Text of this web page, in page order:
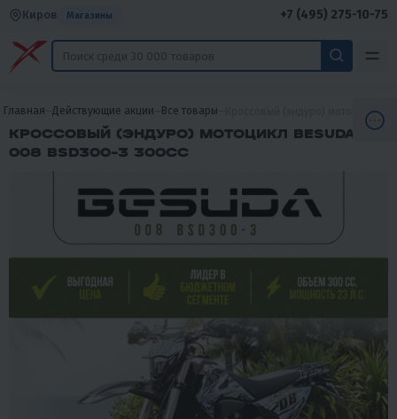
Киров Магазины +7 (495) 275-10-75
Главная Действующие акции Все товары Кроссовый (эндуро) мотоцикл
КРОССОВЫЙ (ЭНДУРО) МОТОЦИКЛ BESUDA
008 BSD300-3 300СС